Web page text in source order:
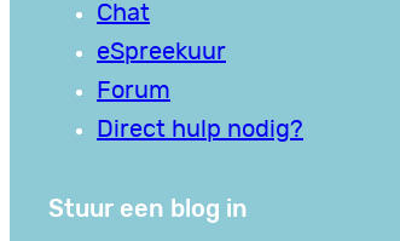
Chat
eSpreekuur
Forum
Direct hulp nodig?
Stuur een blog in